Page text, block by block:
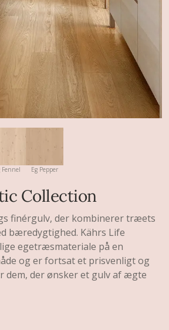
Collection
finérgulv, der kombinerer træets
bæredygtighed. Kährs Life
egetræsmateriale på en
og er fortsat et prisvenligt og
der ønsker et gulv af ægte
Fennel Eg Pepper